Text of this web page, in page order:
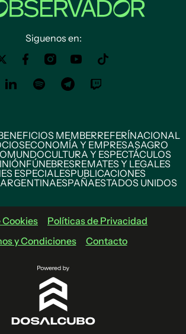
Siguenos en:
MEMBERREFERÍNACIONAL
ECONOMÍA Y EMPRESASAGRO
MUNDOCULTURA Y ESPECTÁCULOS
FÚNEBRESREMATES Y LEGALES
ESPECIALESPUBLICACIONES
ARGENTINAESPAÑAESTADOS UNIDOS
Cookies
Políticas de Privacidad
y Condiciones
Contacto